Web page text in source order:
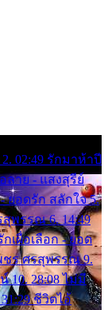
02:49 รักมาห้าปี
ลาย - แสงสุรีย์
ยอดรัก สลักใจ 5.
พรรณ 6. 14:49
เผื่อเลือก - ยอด
ชร ศรสุพรรณ 9.
10. 28:08 ไม่มี
ชีวิตไอ้